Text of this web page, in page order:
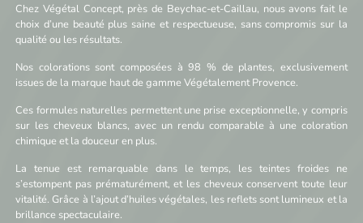
Chez Végétal Concept, près de Beychac-et-Caillau, nous avons fait le
choix d’une beauté plus saine et respectueuse, sans compromis sur la
qualité ou les résultats.
Nos colorations sont composées à 98 % de plantes, exclusivement
issues de la marque haut de gamme Végétalement Provence.
Ces formules naturelles permettent une prise exceptionnelle, y compris
sur les cheveux blancs, avec un rendu comparable à une coloration
chimique et la douceur en plus.
La tenue est remarquable dans le temps, les teintes froides ne
s’estompent pas prématurément, et les cheveux conservent toute leur
vitalité. Grâce à l’ajout d’huiles végétales, les reflets sont lumineux et la
brillance spectaculaire.